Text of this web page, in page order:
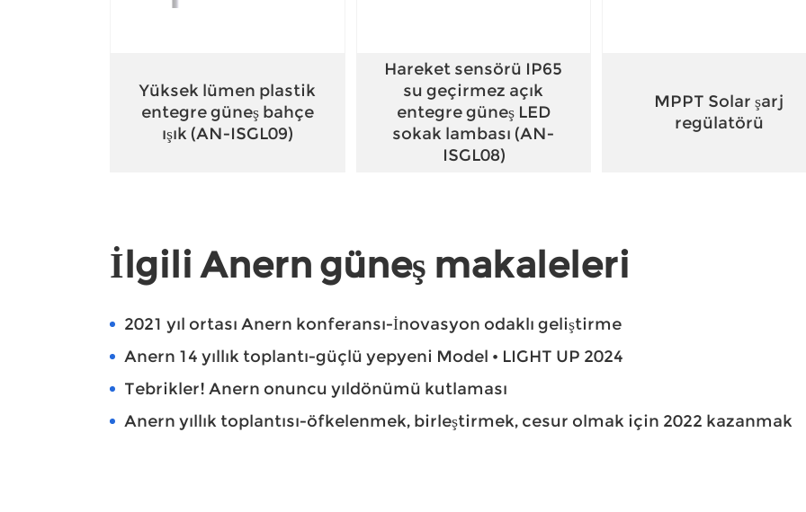
Yüksek lümen plastik
entegre güneş bahçe
ışık (AN-ISGL09)
Hareket sensörü IP65
su geçirmez açık
entegre güneş LED
sokak lambası (AN-
ISGL08)
MPPT Solar şarj
regülatörü
İlgili Anern güneş makaleleri
2021 yıl ortası Anern konferansı-İnovasyon odaklı geliştirme
Anern 14 yıllık toplantı-güçlü yepyeni Model • LIGHT UP 2024
Tebrikler! Anern onuncu yıldönümü kutlaması
Anern yıllık toplantısı-öfkelenmek, birleştirmek, cesur olmak için 2022 kazanmak